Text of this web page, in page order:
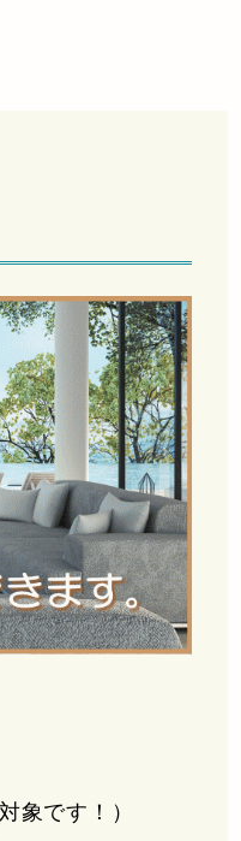
象です！）